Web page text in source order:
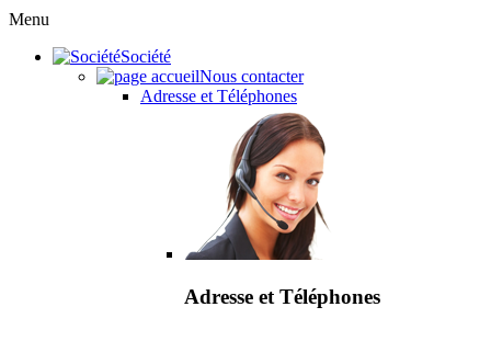
Menu
Société
Nous contacter
Adresse et Téléphones
Adresse et Téléphones